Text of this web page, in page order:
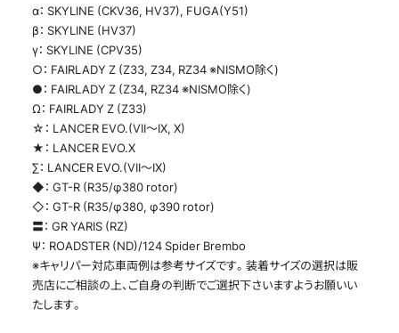
α： SKYLINE (CKV36, HV37), FUGA(Y51)
β： SKYLINE (HV37)
γ： SKYLINE (CPV35)
○： FAIRLADY Z (Z33, Z34, RZ34 ※NISMO除く)
●： FAIRLADY Z (Z34, RZ34 ※NISMO除く)
Ω： FAIRLADY Z (Z33)
☆： LANCER EVO.(VII～IX, X)
★： LANCER EVO.X
∑： LANCER EVO.(VII～IX)
◆： GT-R (R35/φ380 rotor)
◇： GT-R (R35/φ380, φ390 rotor)
〓： GR YARIS (RZ)
Ψ： ROADSTER (ND)/124 Spider Brembo
※キャリパー対応車両例は参考サイズです。装着サイズの選択は販
売店にご相談の上、ご自身の判断でご選択下さいますようお願いい
たします。